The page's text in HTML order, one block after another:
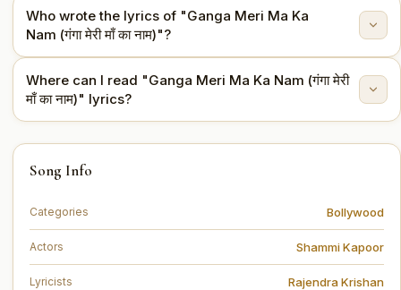
This song is from the movie Tumse Achha Kaun Hai
(1969).
Who wrote the lyrics of "Ganga Meri Ma Ka
Nam (गंगा मेरी माँ का नाम)"?
The lyrics are written by Rajendra Krishan.
Where can I read "Ganga Meri Ma Ka Nam (गंगा मेरी
माँ का नाम)" lyrics?
You can read the full lyrics of "Ganga Meri Ma Ka
Nam (गंगा मेरी माँ का नाम)" on this page.
Song Info
Categories Bollywood
Actors Shammi Kapoor
Lyricists Rajendra Krishan